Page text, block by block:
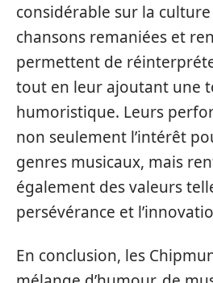
considérable sur la
chansons remaniées et
permettent de
tout en leur ajoutant une
humoristique. Leurs
non seulement l’intérêt
genres musicaux, mais
également des valeurs
persévérance et
En conclusion, les